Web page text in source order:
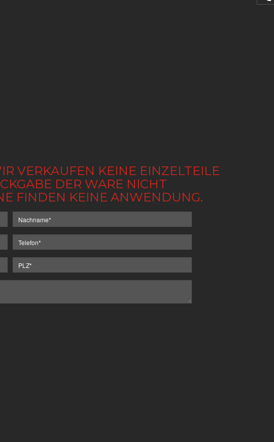
VERKAUFEN KEINE EINZELTEILE
DER WARE NICHT
FINDEN KEINE ANWENDUNG.